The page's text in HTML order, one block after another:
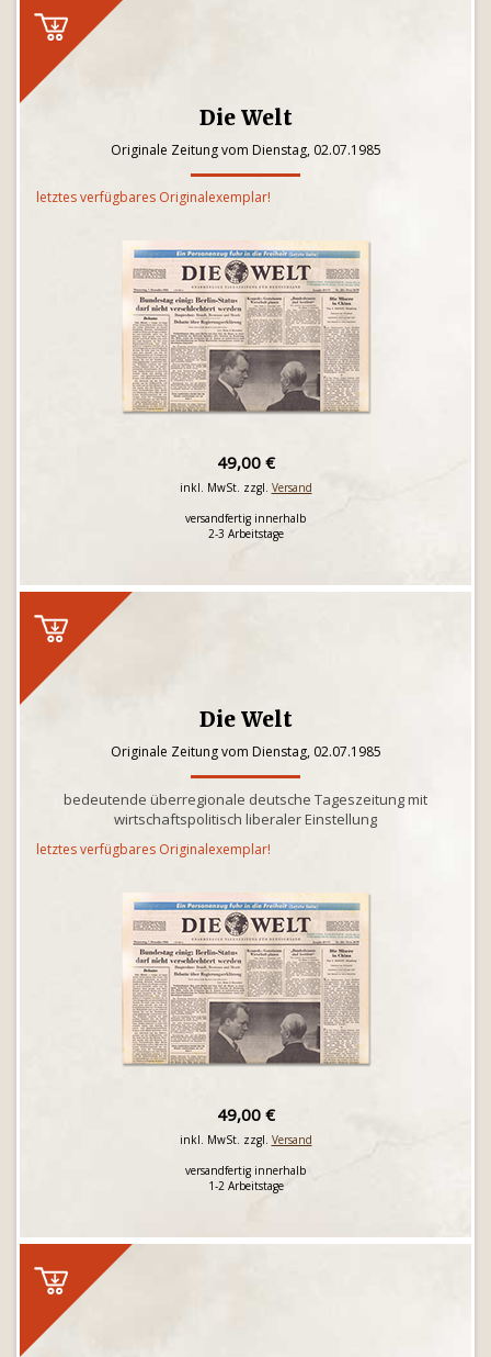
Die Welt
Originale Zeitung vom Dienstag, 02.07.1985
letztes verfügbares Originalexemplar!
49,00 €
inkl. MwSt. zzgl. Versand
versandfertig innerhalb
2-3 Arbeitstage
Die Welt
Originale Zeitung vom Dienstag, 02.07.1985
bedeutende überregionale deutsche Tageszeitung mit
wirtschaftspolitisch liberaler Einstellung
letztes verfügbares Originalexemplar!
49,00 €
inkl. MwSt. zzgl. Versand
versandfertig innerhalb
1-2 Arbeitstage